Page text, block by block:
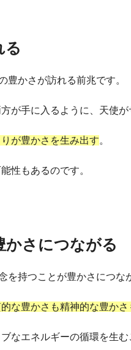
る
豊かさが訪れる前兆です。
が手に入るように、天使が
が豊かさを生み出す。
性もあるのです。
かさにつながる
を持つことが豊かさにつな
な豊かさも精神的な豊かさ
なエネルギーの循環を生